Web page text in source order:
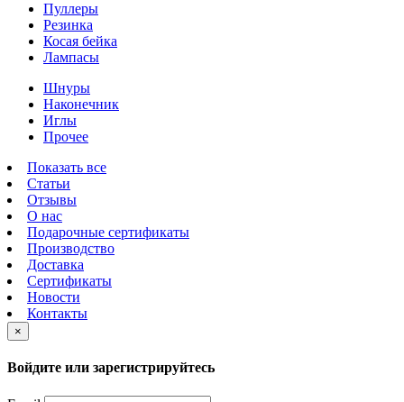
Пуллеры
Резинка
Косая бейка
Лампасы
Шнуры
Наконечник
Иглы
Прочее
Показать все
Статьи
Отзывы
О нас
Подарочные сертификаты
Производство
Доставка
Сертификаты
Новости
Контакты
×
Войдите или зарегистрируйтесь